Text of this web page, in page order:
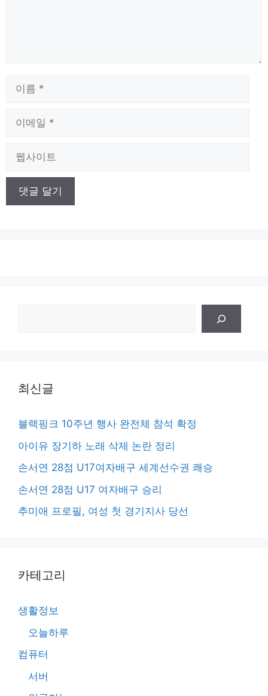
최신글
블랙핑크 10주년 행사 완전체 참석 확정
아이유 장기하 노래 삭제 논란 정리
손서연 28점 U17여자배구 세계선수권 쾌승
손서연 28점 U17 여자배구 승리
추미애 프로필, 여성 첫 경기지사 당선
카테고리
생활정보
오늘하루
컴퓨터
서버